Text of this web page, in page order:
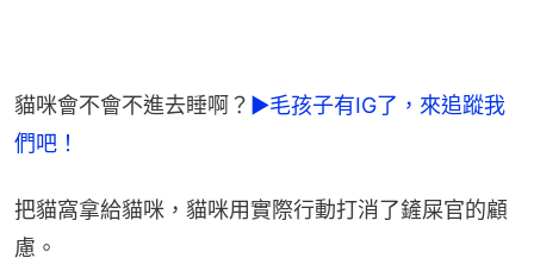
貓咪會不會不進去睡啊？ ►毛孩子有IG了，來追蹤我
們吧！
把貓窩拿給貓咪，貓咪用實際行動打消了鏟屎官的顧
慮。